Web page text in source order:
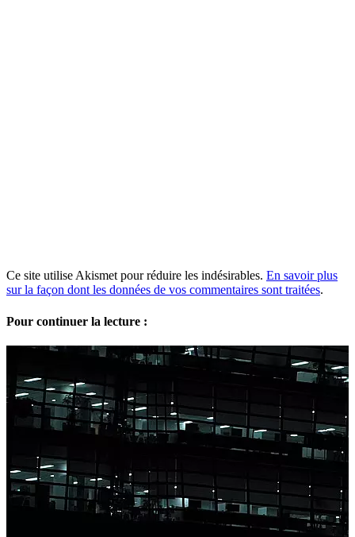
Ce site utilise Akismet pour réduire les indésirables. En savoir plus
sur la façon dont les données de vos commentaires sont traitées.
Pour continuer la lecture :